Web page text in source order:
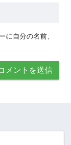
に自分の名前、